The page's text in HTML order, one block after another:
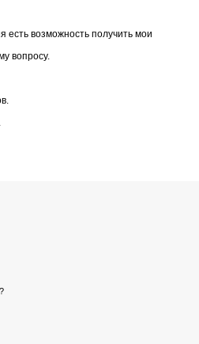
есть возможность получить мои
вопросу.